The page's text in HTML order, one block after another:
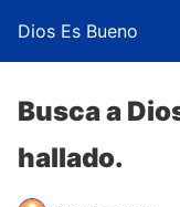
Dios Es Bueno
Busca a
hallado.